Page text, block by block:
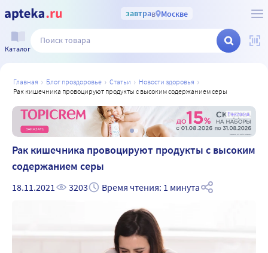
завтрав Москве
Каталог
главная блог проздоровье статьи
новости здоровья
рак кишечника провоцируют продукты с высоким содержанием серы
Реклама
Рак кишечника провоцируют продукты с высоким
содержанием серы
18.11.2021 3203 Время чтения: 1 минута